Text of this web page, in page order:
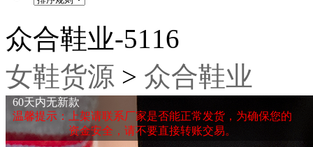
众合鞋业-5116
女鞋货源 > 众合鞋业
60天内无新款
温馨提示：上架请联系厂家是否能正常发货，为确保您的
资金安全，请不要直接转账交易。